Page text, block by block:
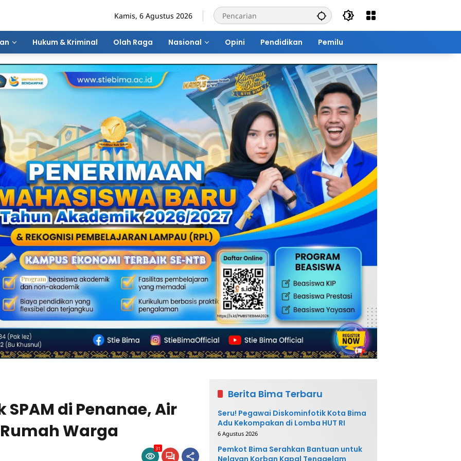
Kamis, 6 Agustus 2026
Hukum & Kriminal Olah Raga Nasional Opini Pendidikan Pemilu
SPAM di Penanae, Air
Warga
31
Berita Bima Terbaru
Seru! Pegawai Diskominfotik Kota Bima
Adu Kekompakan di Lomba HUT RI
6 Agustus 2026
Pemkot Bima Serahkan Bantuan untuk
Nelayan Korban Kapal Tenggelam